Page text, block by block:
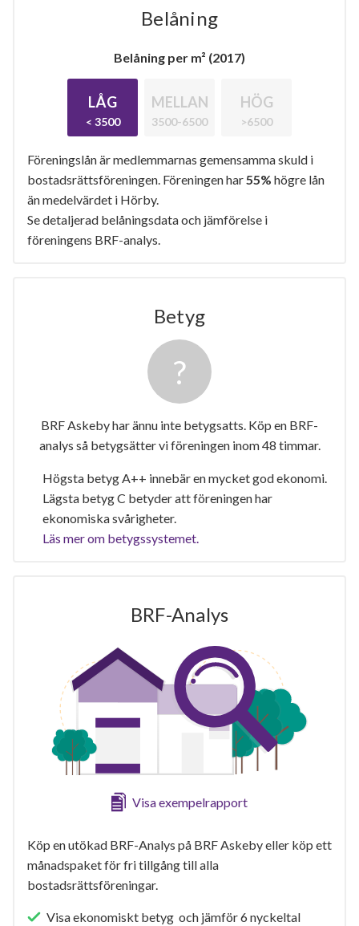
Belåning
Belåning per m² (2017)
LÅG
< 3500
MELLAN
3500-6500
HÖG
>6500
Föreningslån är medlemmarnas gemensamma skuld i
bostadsrättsföreningen. Föreningen har55% högre lån
än medelvärdet i Hörby.
Se detaljerad belåningsdata och jämförelse i
föreningens BRF-analys.
Betyg
BRF Askeby har ännu inte betygsatts. Köp en BRF-
analys så betygsätter vi föreningen inom 48 timmar.
Högsta betyg A++ innebär en mycket god ekonomi.
Lägsta betyg C betyder att föreningen har
ekonomiska svårigheter.
Läs mer om betygssystemet.
BRF-Analys
Visa exempelrapport
Köp en utökad BRF-Analys på BRF Askeby eller köp ett
månadspaket för fri tillgång till alla
bostadsrättsföreningar.
Visa ekonomiskt betyg och jämför 6 nyckeltal